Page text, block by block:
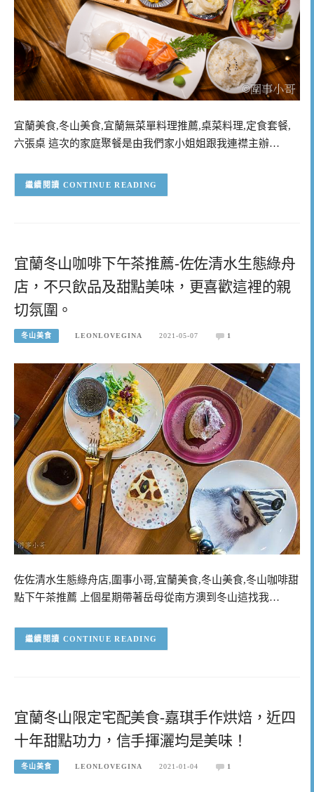
宜蘭美食,冬山美食,宜蘭無菜單料理推薦,桌菜料理,定食套餐,
六張桌 這次的家庭聚餐是由我們家小姐姐跟我連襟主辦…
CONTINUE READING
宜蘭冬山咖啡下午茶推薦-佐佐清水生態綠舟
店，不只飲品及甜點美味，更喜歡這裡的親
切氛圍。
冬山美食 LEONLOVEGINA 2021-05-07 1
佐佐清水生態綠舟店,圍事小哥,宜蘭美食,冬山美食,冬山咖啡甜
點下午茶推薦 上個星期帶著岳母從南方澳到冬山這找我…
CONTINUE READING
宜蘭冬山限定宅配美食-嘉琪手作烘焙，近四
十年甜點功力，信手揮灑均是美味！
冬山美食 LEONLOVEGINA 2021-01-04 1